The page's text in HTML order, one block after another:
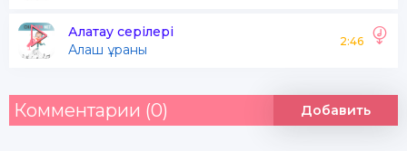
Алатау серілері
Алаш ұраны
2:46
Комментарии (0) Добавить